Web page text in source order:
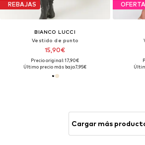
REBAJAS
BIANCO LUCCI
Vestido de punto
15,90€
Precio original: 17,90€
Último precio más bajo:7,95€
OFERTA
Cargar más